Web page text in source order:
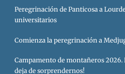
Peregrinación de Panticosa a
universitarios
Comienza la peregrinación a
Campamento de montañeros 2026.
deja de sorprendernos!